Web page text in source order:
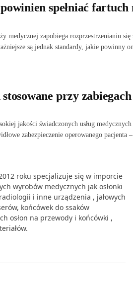
spełniać fartuch
medycznej zapobiega rozprzestrzenianiu
są jednak standardy, jakie powinny
stosowane przy
jakości świadczonych usług
zabezpieczenie operowanego
roku specjalizuje się w imporcie
wyrobów medycznych jak osłonki
i inne urządzenia , jałowych
końcówek do ssaków
osłon na przewody i końcówki ,